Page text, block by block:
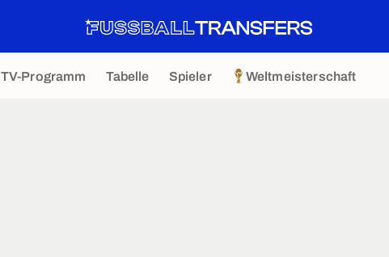
TV-Programm Tabelle Spieler Weltmeisterschaft